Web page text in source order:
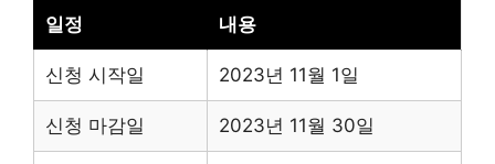
일정 내용
신청 시작일 2023년 11월 1일
신청 마감일 2023년 11월 30일